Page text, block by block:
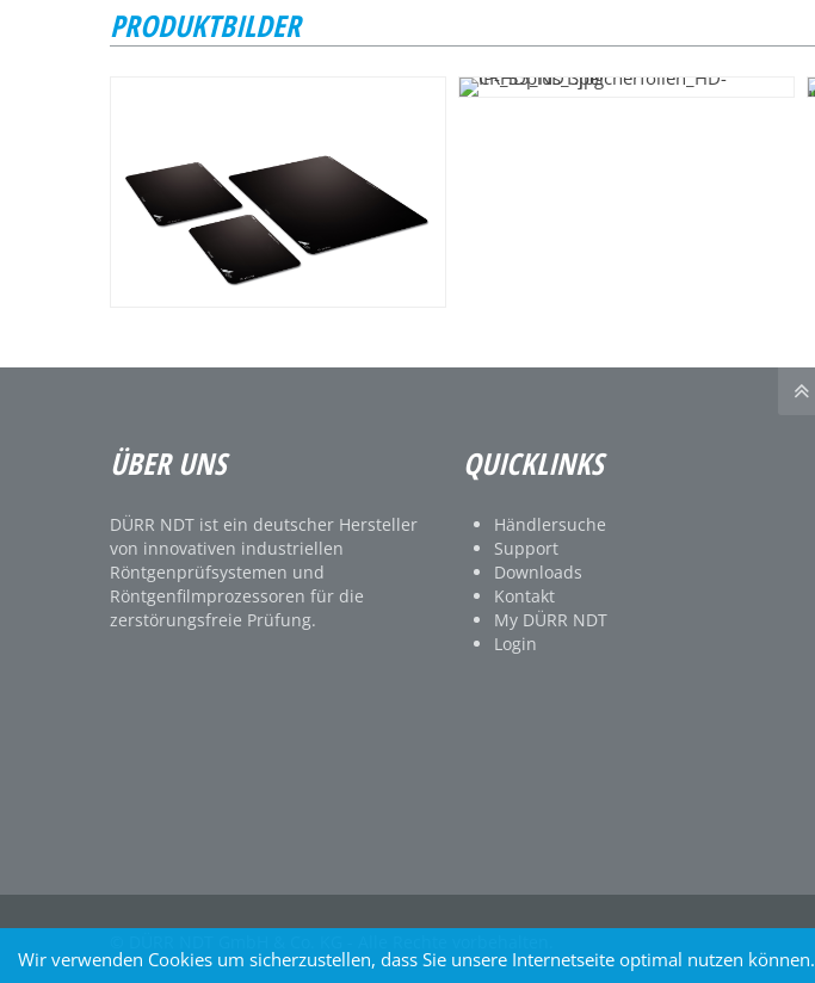
PRODUKTBILDER
ÜBER UNS
DÜRR NDT ist ein deutscher Hersteller
von innovativen industriellen
Röntgenprüfsystemen und
Röntgenfilmprozessoren für die
zerstörungsfreie Prüfung.
QUICKLINKS
Händlersuche
Support
Downloads
Kontakt
My DÜRR NDT
Login
Wir verwenden Cookies um sicherzustellen, dass Sie unsere Internetseite optimal nutzen können.